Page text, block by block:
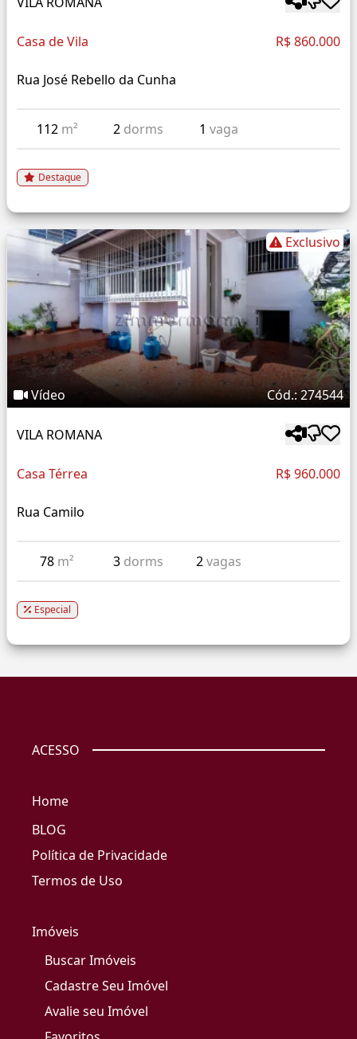
Casa de Vila R$ 860.000
Rua José Rebello da Cunha
112 m² 2 dorms 1vaga
Destaque
Exclusivo
Vídeo Cód.: 274544
VILA ROMANA
Casa Térrea R$ 960.000
Rua Camilo
78 m² 3 dorms 2vagas
Especial
ACESSO
Home
BLOG
Política de Privacidade
Termos de Uso
Imóveis
Buscar Imóveis
Cadastre Seu Imóvel
Avalie seu Imóvel